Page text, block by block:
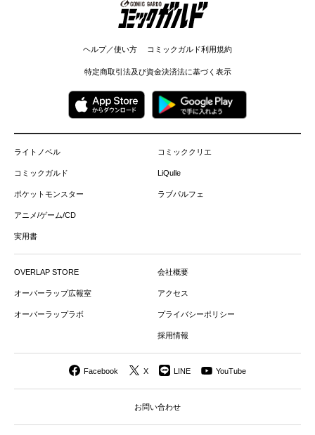
コミックガルド
ヘルプ／使い方 コミックガルド利用規約
特定商取引法及び資金決済法に基づく表示
ライトノベル
コミックガルド
ポケットモンスター
アニメ/ゲーム/CD
実用書
コミッククリエ
LiQulle
ラブパルフェ
OVERLAP STORE
オーバーラップ広報室
オーバーラップラボ
会社概要
アクセス
プライバシーポリシー
採用情報
Facebook X LINE YouTube
お問い合わせ